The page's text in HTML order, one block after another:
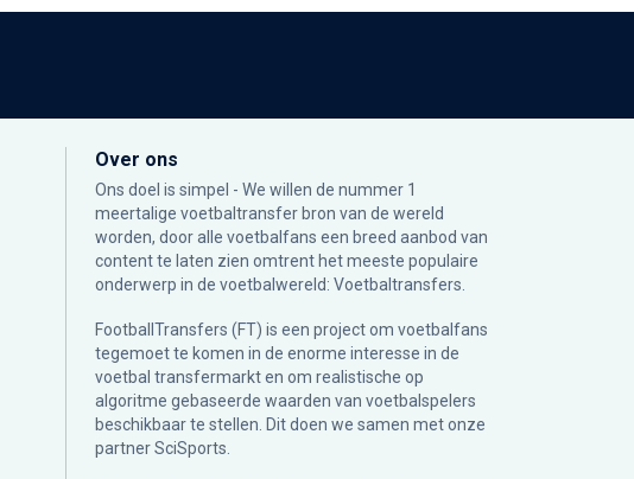
Over ons
Ons doel is simpel - We willen de nummer 1
meertalige voetbaltransfer bron van de wereld
worden, door alle voetbalfans een breed aanbod van
content te laten zien omtrent het meeste populaire
onderwerp in de voetbalwereld: Voetbaltransfers.
FootballTransfers (FT) is een project om voetbalfans
tegemoet te komen in de enorme interesse in de
voetbal transfermarkt en om realistische op
algoritme gebaseerde waarden van voetbalspelers
beschikbaar te stellen. Dit doen we samen met onze
partnerSciSports